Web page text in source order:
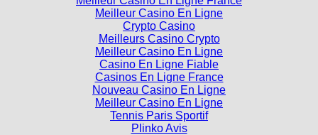
Meilleur Casino En Ligne
Crypto Casino
Meilleurs Casino Crypto
Meilleur Casino En Ligne
Casino En Ligne Fiable
Casinos En Ligne France
Nouveau Casino En Ligne
Meilleur Casino En Ligne
Tennis Paris Sportif
Plinko Avis